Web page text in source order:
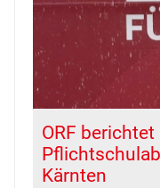
ORF
Kärnten